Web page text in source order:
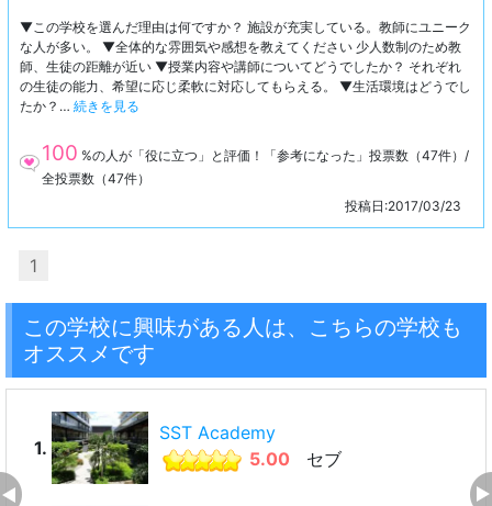
▼この学校を選んだ理由は何ですか？ 施設が充実している。教師にユニーク
な人が多い。 ▼全体的な雰囲気や感想を教えてください 少人数制のため教
師、生徒の距離が近い ▼授業内容や講師についてどうでしたか？ それぞれ
の生徒の能力、希望に応じ柔軟に対応してもらえる。 ▼生活環境はどうでし
たか？… 続きを見る
100 %の人が「役に立つ」と評価！「参考になった」投票数（47件）/
全投票数（47件）
投稿日:2017/03/23
1
この学校に興味がある人は、こちらの学校も
オススメです
1.
SST Academy
5.00
セブ